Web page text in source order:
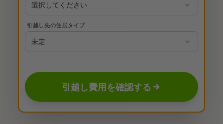
引越し先の住居タイプ
引越し費用を確認する